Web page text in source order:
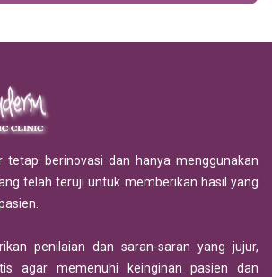
tetap berinovasi dan hanya menggunakan
telah teruji untuk memberikan hasil yang
penilaian dan saran-saran yang jujur,
agar memenuhi keinginan pasien dan